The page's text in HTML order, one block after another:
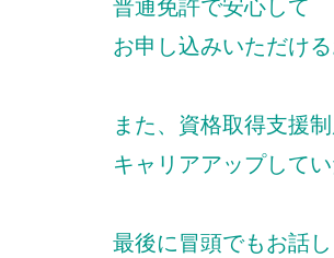
普通免許で安心して
お申し込みいただける
また、資格取得支援
キャリアアップして
最後に冒頭でもお話し